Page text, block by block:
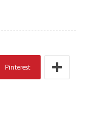
Pinterest